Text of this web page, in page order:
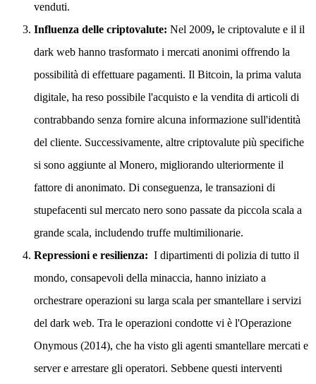
venduti.
Influenza delle criptovalute: Nel 2009, le criptovalute e il il
dark web hanno trasformato i mercati anonimi offrendo la
possibilità di effettuare pagamenti. Il Bitcoin, la prima valuta
digitale, ha reso possibile l'acquisto e la vendita di articoli di
contrabbando senza fornire alcuna informazione sull'identità
del cliente. Successivamente, altre criptovalute più specifiche
si sono aggiunte al Monero, migliorando ulteriormente il
fattore di anonimato. Di conseguenza, le transazioni di
stupefacenti sul mercato nero sono passate da piccola scala a
grande scala, includendo truffe multimilionarie.
Repressioni e resilienza: I dipartimenti di polizia di tutto il
mondo, consapevoli della minaccia, hanno iniziato a
orchestrare operazioni su larga scala per smantellare i servizi
del dark web. Tra le operazioni condotte vi è l'Operazione
Onymous (2014), che ha visto gli agenti smantellare mercati e
server e arrestare gli operatori. Sebbene questi interventi